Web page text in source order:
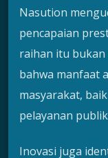
Nasution
pencapaian
raihan itu
bahwa manfaat
masyarakat,
pelayanan
Inovasi juga